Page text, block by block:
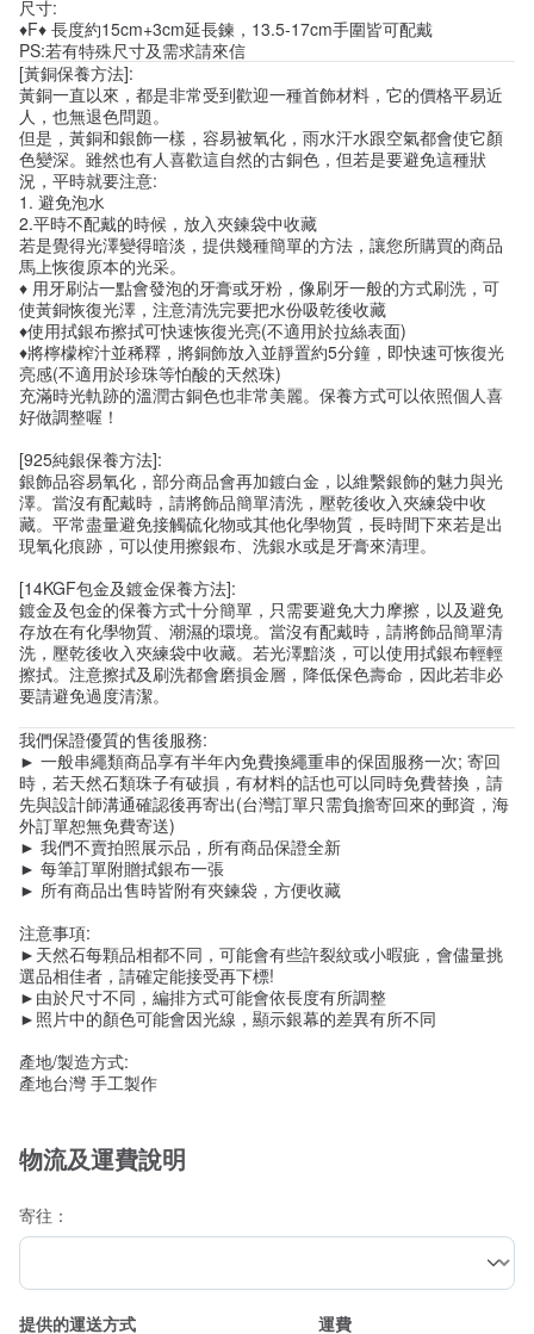
尺寸:
♦F♦ 長度約15cm+3cm延長鍊，13.5-17cm手圍皆可配戴
PS:若有特殊尺寸及需求請來信
[黃銅保養方法]:
黃銅一直以來，都是非常受到歡迎一種首飾材料，它的價格平易近
人，也無退色問題。
但是，黃銅和銀飾一樣，容易被氧化，雨水汗水跟空氣都會使它顏
色變深。雖然也有人喜歡這自然的古銅色，但若是要避免這種狀
況，平時就要注意:
1. 避免泡水
2.平時不配戴的時候，放入夾鍊袋中收藏
若是覺得光澤變得暗淡，提供幾種簡單的方法，讓您所購買的商品
馬上恢復原本的光采。
♦ 用牙刷沾一點會發泡的牙膏或牙粉，像刷牙一般的方式刷洗，可
使黃銅恢復光澤，注意清洗完要把水份吸乾後收藏
♦使用拭銀布擦拭可快速恢復光亮(不適用於拉絲表面)
♦將檸檬榨汁並稀釋，將銅飾放入並靜置約5分鐘，即快速可恢復光
亮感(不適用於珍珠等怕酸的天然珠)
充滿時光軌跡的溫潤古銅色也非常美麗。保養方式可以依照個人喜
好做調整喔！
[925純銀保養方法]:
銀飾品容易氧化，部分商品會再加鍍白金，以維繫銀飾的魅力與光
澤。當沒有配戴時，請將飾品簡單清洗，壓乾後收入夾練袋中收
藏。平常盡量避免接觸硫化物或其他化學物質，長時間下來若是出
現氧化痕跡，可以使用擦銀布、洗銀水或是牙膏來清理。
[14KGF包金及鍍金保養方法]:
鍍金及包金的保養方式十分簡單，只需要避免大力摩擦，以及避免
存放在有化學物質、潮濕的環境。當沒有配戴時，請將飾品簡單清
洗，壓乾後收入夾練袋中收藏。若光澤黯淡，可以使用拭銀布輕輕
擦拭。注意擦拭及刷洗都會磨損金層，降低保色壽命，因此若非必
要請避免過度清潔。
我們保證優質的售後服務:
► 一般串繩類商品享有半年內免費換繩重串的保固服務一次; 寄回
時，若天然石類珠子有破損，有材料的話也可以同時免費替換，請
先與設計師溝通確認後再寄出(台灣訂單只需負擔寄回來的郵資，海
外訂單恕無免費寄送)
► 我們不賣拍照展示品，所有商品保證全新
► 每筆訂單附贈拭銀布一張
► 所有商品出售時皆附有夾鍊袋，方便收藏
注意事項:
►天然石每顆品相都不同，可能會有些許裂紋或小暇疵，會儘量挑
選品相佳者，請確定能接受再下標!
►由於尺寸不同，編排方式可能會依長度有所調整
►照片中的顏色可能會因光線，顯示銀幕的差異有所不同
產地/製造方式:
產地台灣 手工製作
物流及運費說明
寄往：
提供的運送方式 運費